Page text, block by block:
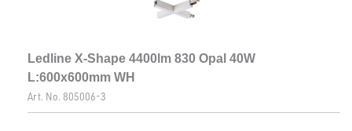
Ledline X-Shape 4400lm 830 Opal 40W
L:600x600mm WH
Art. No. 805006-3